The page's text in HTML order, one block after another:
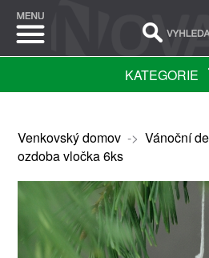
KATEGORIE
Venkovský domov-> Vánoční
ozdoba vločka 6ks